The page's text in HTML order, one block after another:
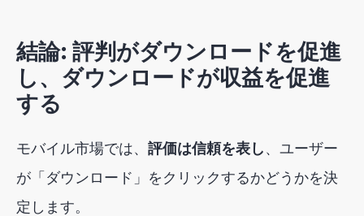
結論: 評判がダウンロードを促進
し、ダウンロードが収益を促進
する
モバイル市場では、 評価は信頼を表し、ユーザー
が「ダウンロード」をクリックするかどうかを決
定します。